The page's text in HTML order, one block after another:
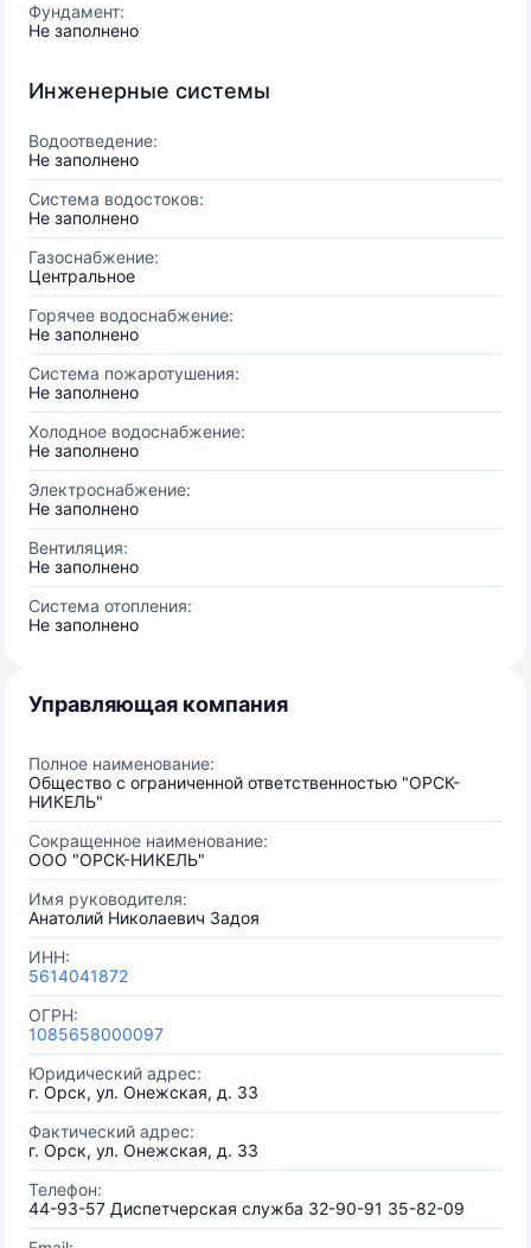
Фундамент:
Не заполнено
Инженерные системы
Водоотведение:
Не заполнено
Система водостоков:
Не заполнено
Газоснабжение:
Центральное
Горячее водоснабжение:
Не заполнено
Система пожаротушения:
Не заполнено
Холодное водоснабжение:
Не заполнено
Электроснабжение:
Не заполнено
Вентиляция:
Не заполнено
Система отопления:
Не заполнено
Управляющая компания
Полное наименование:
Общество с ограниченной ответственностью "ОРСК-
НИКЕЛЬ"
Сокращенное наименование:
ООО "ОРСК-НИКЕЛЬ"
Имя руководителя:
Анатолий Николаевич Задоя
ИНН:
5614041872
ОГРН:
1085658000097
Юридический адрес:
г. Орск, ул. Онежская, д. 33
Фактический адрес:
г. Орск, ул. Онежская, д. 33
Телефон:
44-93-57 Диспетчерская служба 32-90-91 35-82-09